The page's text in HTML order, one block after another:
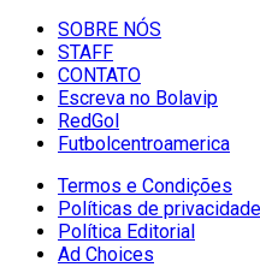
SOBRE NÓS
STAFF
CONTATO
Escreva no Bolavip
RedGol
Futbolcentroamerica
Termos e Condições
Políticas de privacidade
Política Editorial
Ad Choices